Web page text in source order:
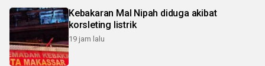
Kebakaran Mal Nipah diduga akibat
korsleting listrik
19 jam lalu